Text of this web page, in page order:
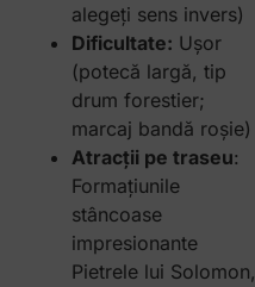
alegeți sens invers)
Dificultate: Ușor
(potecă largă, tip
drum forestier;
marcaj bandă roșie)
Atracții pe traseu:
Formațiunile
stâncoase
impresionante
Pietrele lui Solomon,